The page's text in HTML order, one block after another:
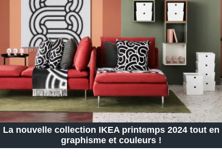
La nouvelle collection IKEA printemps 2024 tout en
graphisme et couleurs !